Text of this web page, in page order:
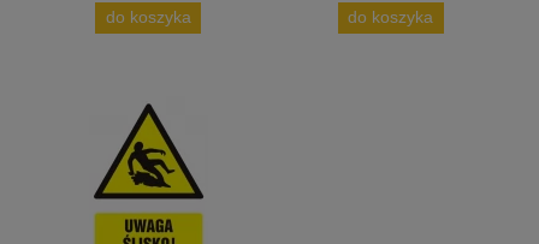
do koszyka do koszyka